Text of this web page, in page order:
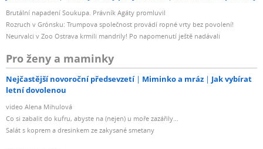
Brutální napadení Soukupa. Právník Agáty promluvil
Rozruch v Grónsku: Trumpova společnost provádí ropné vrty bez povolení!
Neurvalci v Zoo Ostrava krmili mandrily! Po napomenutí ještě nadávali
Pro ženy a maminky
Nejčastější novoroční předsevzetí Miminko a mráz
Jak vybírat
letní dovolenou
video Alena Mihulová
Co si zabalit do kufru, abyste na (nejen) u moře zazářily...
Salát s koprem a dresinkem ze zakysané smetany